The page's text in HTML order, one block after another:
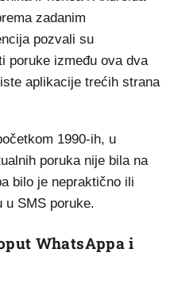
zadanim
pozvali su
poruke između ova dva
aplikacije trećih strana
1990-ih, u
poruka nije bila na
bilo je nepraktično ili
u SMS poruke.
WhatsAppa i